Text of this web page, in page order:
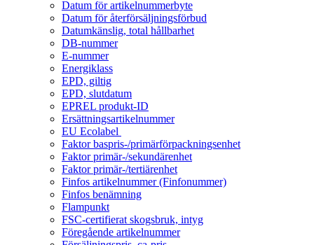
Datum för artikelnummerbyte
Datum för återförsäljningsförbud
Datumkänslig, total hållbarhet
DB-nummer
E-nummer
Energiklass
EPD, giltig
EPD, slutdatum
EPREL produkt-ID
Ersättningsartikelnummer
EU Ecolabel
Faktor baspris-/primärförpackningsenhet
Faktor primär-/sekundärenhet
Faktor primär-/tertiärenhet
Finfos artikelnummer (Finfonummer)
Finfos benämning
Flampunkt
FSC-certifierat skogsbruk, intyg
Föregående artikelnummer